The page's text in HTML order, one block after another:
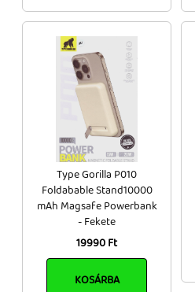
Type Gorilla P010
Foldabable Stand10000
mAh Magsafe Powerbank
- Fekete
19990 Ft
KOSÁRBA